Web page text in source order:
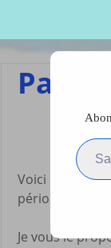
S.M.I.C et
Affiches
Convention
Lettres Types
Projet
calendrier des
Vaccination
Cartes de
Voici un
période de la st
Je vous le
Saisissez votre adresse